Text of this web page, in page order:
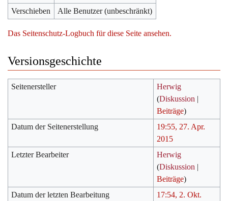
Verschieben
Alle Benutzer (unbeschränkt)
Das Seitenschutz-Logbuch für diese Seite ansehen.
Versionsgeschichte
Seitenersteller
Herwig
(Diskussion |
Beiträge)
Datum der Seitenerstellung
19:55, 27. Apr.
2015
Letzter Bearbeiter
Herwig
(Diskussion |
Beiträge)
Datum der letzten Bearbeitung
17:54, 2. Okt.